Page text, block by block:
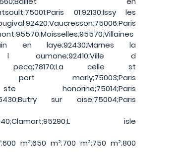
01;92130;Issy les
en laye;92430;Marnes la
l aumone;92410;Ville d
pecq;78170;La celle st
port marly;75003;Paris
ste honorine;75014;Paris
sur oise;75004;Paris
isle
m²;650 m²;700 m²;750 m²;800